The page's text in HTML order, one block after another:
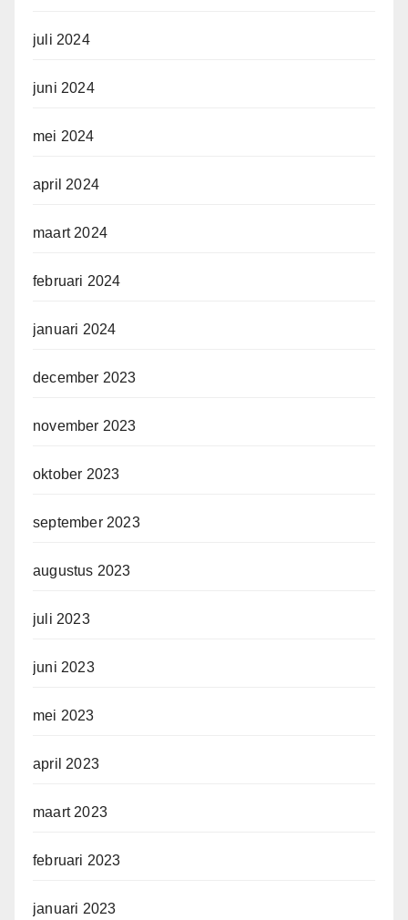
juli 2024
juni 2024
mei 2024
april 2024
maart 2024
februari 2024
januari 2024
december 2023
november 2023
oktober 2023
september 2023
augustus 2023
juli 2023
juni 2023
mei 2023
april 2023
maart 2023
februari 2023
januari 2023